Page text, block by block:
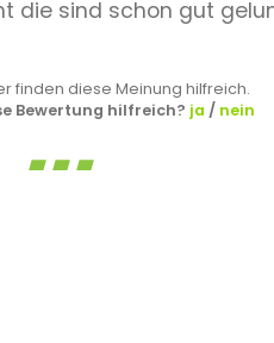
die sind schon gut
finden diese Meinung hilfreich.
Bewertung hilfreich? ja / nein